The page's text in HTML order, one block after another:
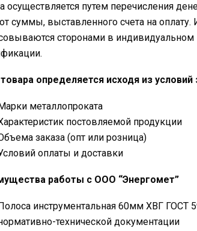
осуществляется путем перечисления
суммы, выставленного счета на
сторонами в
определяется исходя из условий
металлопроката
постовляемой продукции
заказа (опт или розница)
оплаты и доставки
работы с ООО “Энергомет”
инструментальная 60мм ХВГ ГОСТ
технической документации